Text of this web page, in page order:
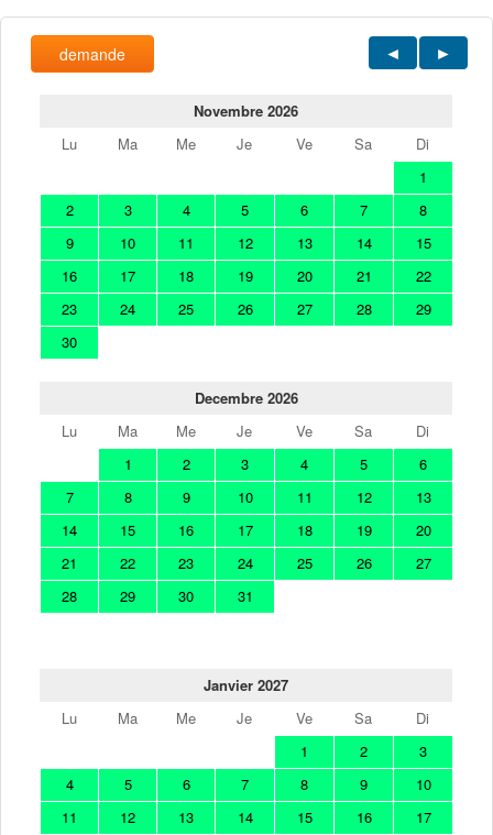
demande
Novembre 2026
Lu
Ma Me Je Ve Sa
Di
1
2
3 4 5 6 7
8
9
10 11 12 13 14
15
16
17 18 19 20 21
22
23
24 25 26 27 28
29
30
Decembre 2026
Lu
Ma Me Je Ve Sa
Di
1
2 3 4 5
6
7
8 9 10 11 12
13
14
15 16 17 18 19
20
21
22 23 24 25 26
27
28
29 30 31
Janvier 2027
Lu
Ma Me Je Ve Sa
Di
1
2
3
4
5 6 7 8 9
10
11
12 13 14 15 16
17